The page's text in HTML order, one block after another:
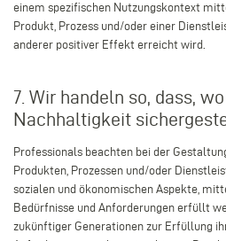
einem spezifischen Nutzungskontext
Produkt, Prozess und/oder einer
anderer positiver Effekt erreicht wird.
7. Wir handeln so, dass,
Nachhaltigkeit
Professionals beachten bei der
Produkten, Prozessen und/oder
sozialen und ökonomischen Aspekte,
Bedürfnisse und Anforderungen erfüllt
zukünftiger Generationen zur Erfüllung